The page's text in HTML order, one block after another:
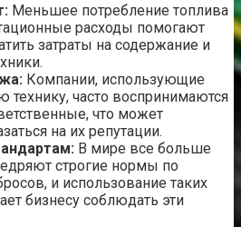
Меньшее потребление топлива
расходы помогают
затраты на содержание и
Компании, использующие
часто воспринимаются
что может
на их репутации.
В мире все больше
строгие нормы по
и использование таких
бизнесу соблюдать эти